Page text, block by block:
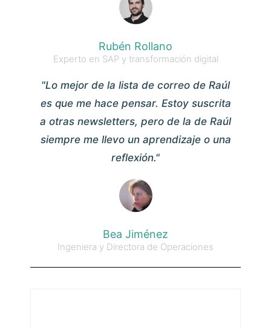
Rubén Rollano
Experto en SAP y transformación digital
"Lo mejor de la lista de correo de Raúl
es que me hace pensar. Estoy suscrita
a otras newsletters, pero de la de Raúl
siempre me llevo un aprendizaje o una
reflexión."
Bea Jiménez
Ingeniera y Directora de Operaciones